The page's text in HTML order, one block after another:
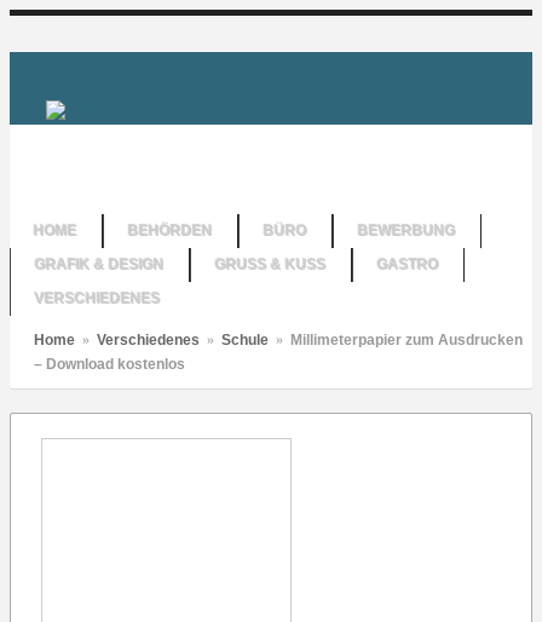
HOME BEHÖRDEN BÜRO
BEWERBUNG
GRAFIK & DESIGN
GRUSS & KUSS
GASTRO
VERSCHIEDENES
Home » Verschiedenes » Schule » Millimeterpapier zum Ausdrucken
– Download kostenlos